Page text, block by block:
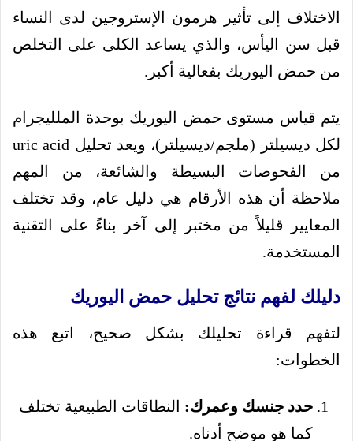
الاختلاف إلى تأثير هرمون الإستروجين لدى النساء
قبل سن اليأس، والذي يساعد الكلى على التخلص
من حمض اليوريك بفعالية أكبر.
يتم قياس مستوى حمض اليوريك بوحدة الملليجرام
لكل ديسيلتر (ملجم/ديسيلتر)، ويعد تحليل uric acid
من الفحوصات البسيطة والشائعة، من المهم
ملاحظة أن هذه الأرقام هي دليل عام، وقد تختلف
المعايير قليلاً من مختبر إلى آخر بناءً على التقنية
المستخدمة.
دليلك لفهم نتائج تحليل حمض اليوريك
لتفهم قراءة تحليلك بشكل صحيح، اتبع هذه
الخطوات:
حدد جنسك وعمرك: النطاقات الطبيعية تختلف
كما هو موضح أدناه.